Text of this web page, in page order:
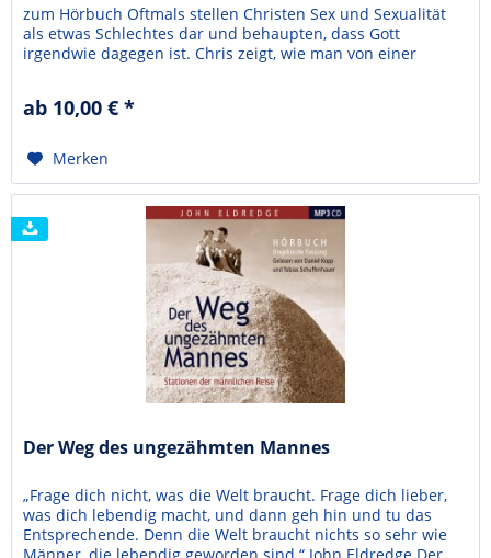
zum Hörbuch Oftmals stellen Christen Sex und Sexualität
als etwas Schlechtes dar und behaupten, dass Gott
irgendwie dagegen ist. Chris zeigt, wie man von einer
darstellt, ebenso von der Mentalität des verklemmten...
ab 10,00 € *
Merken
Der Weg des ungezähmten Mannes
„Frage dich nicht, was die Welt braucht. Frage dich lieber,
was dich lebendig macht, und dann geh hin und tu das
Entsprechende. Denn die Welt braucht nichts so sehr wie